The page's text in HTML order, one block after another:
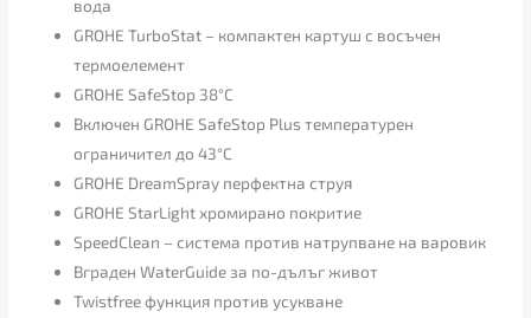
вода
GROHE TurboStat – компактен картуш с восъчен
термоелемент
GROHE SafeStop 38°C
Включен GROHE SafeStop Plus температурен
ограничител до 43°C
GROHE DreamSpray перфектна струя
GROHE StarLight хромирано покритие
SpeedClean – система против натрупване на варовик
Вграден WaterGuide за по-дълъг живот
Twistfree функция против усукване